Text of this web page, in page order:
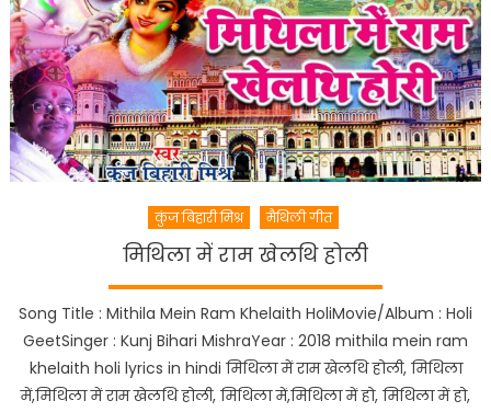
कुंज बिहारी मिश्र मैथिली गीत
मिथिला में राम खेलथि होली
Song Title : Mithila Mein Ram Khelaith HoliMovie/Album : Holi
GeetSinger : Kunj Bihari MishraYear : 2018 mithila mein ram
khelaith holi lyrics in hindi मिथिला में राम खेलथि होली, मिथिला
में,मिथिला में राम खेलथि होली, मिथिला में,मिथिला में हो, मिथिला में हो,